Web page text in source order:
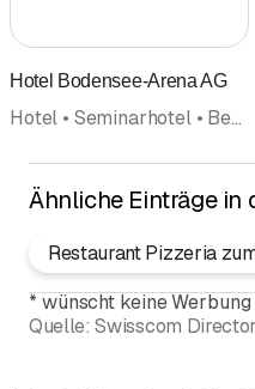
Hotel Bodensee-Arena AG
Hotel • Seminarhotel • Bed and Breakfast • Seminar • Konferenzen Kongresse
Ähnliche Einträge in
Restaurant Pizzeria
* wünscht keine Werbung
Quelle: Swisscom